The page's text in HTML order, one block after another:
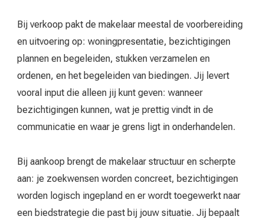
Bij verkoop pakt de makelaar meestal de voorbereiding
en uitvoering op: woningpresentatie, bezichtigingen
plannen en begeleiden, stukken verzamelen en
ordenen, en het begeleiden van biedingen. Jij levert
vooral input die alleen jij kunt geven: wanneer
bezichtigingen kunnen, wat je prettig vindt in de
communicatie en waar je grens ligt in onderhandelen.
Bij aankoop brengt de makelaar structuur en scherpte
aan: je zoekwensen worden concreet, bezichtigingen
worden logisch ingepland en er wordt toegewerkt naar
een biedstrategie die past bij jouw situatie. Jij bepaalt